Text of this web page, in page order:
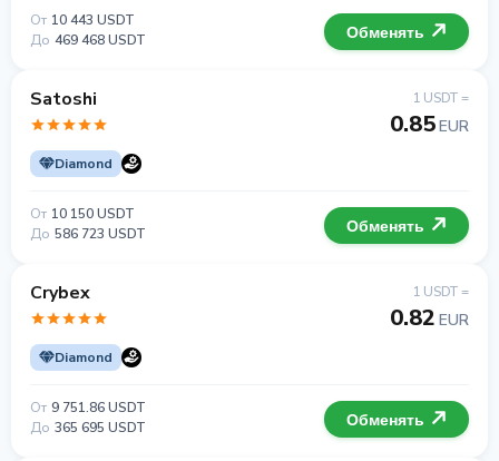
От 10 443 USDT
До 469 468 USDT Обменять
Satoshi
Diamond
1 USDT =
0.85EUR
От 10 150 USDT
До 586 723 USDT Обменять
Crybex
Diamond
1 USDT =
0.82 EUR
От 9 751.86 USDT
До 365 695 USDT Обменять